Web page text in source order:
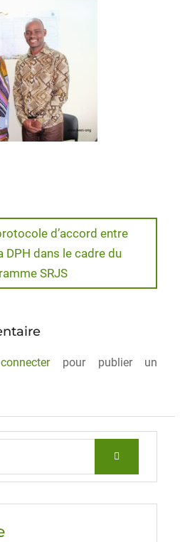
d’accord entre
DPH dans le cadre du
SRJS
pour publier un